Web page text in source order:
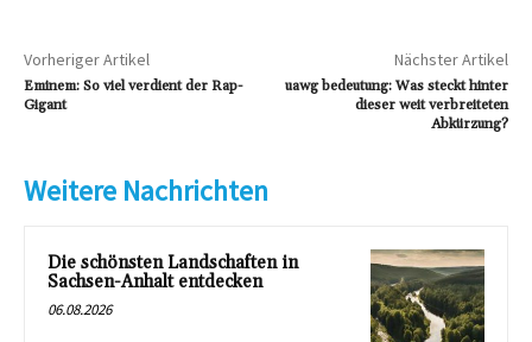
Vorheriger Artikel
Eminem: So viel verdient der Rap-
Gigant
Nächster Artikel
uawg bedeutung: Was steckt hinter
dieser weit verbreiteten
Abkürzung?
Weitere Nachrichten
Die schönsten Landschaften in
Sachsen-Anhalt entdecken
06.08.2026